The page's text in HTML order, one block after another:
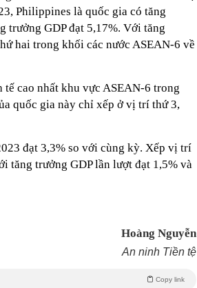
Philippines là quốc gia có tăng
trưởng GDP đạt 5,17%. Với tăng
hai trong khối các nước ASEAN-6 về
cao nhất khu vực ASEAN-6 trong
quốc gia này chỉ xếp ở vị trí thứ 3,
đạt 3,3% so với cùng kỳ. Xếp vị trí
tăng trưởng GDP lần lượt đạt 1,5% và
Hoàng Nguyễn
An ninh Tiền tệ
Copy link